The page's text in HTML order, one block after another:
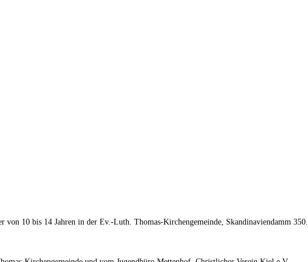
10 bis 14 Jahren in der Ev.-Luth. Thomas-Kirchengemeinde, Skandinaviendamm 350.